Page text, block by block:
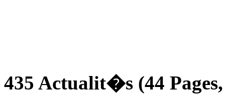
435 Actualit�s (44